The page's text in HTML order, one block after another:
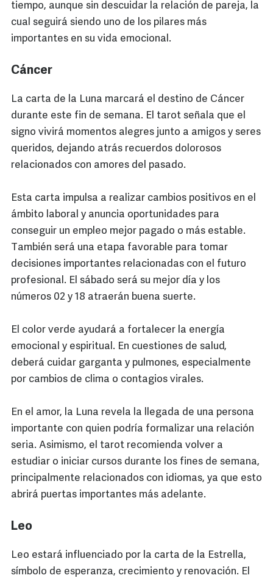
tiempo, aunque sin descuidar la relación de pareja, la
cual seguirá siendo uno de los pilares más
importantes en su vida emocional.
Cáncer
La carta de la Luna marcará el destino de Cáncer
durante este fin de semana. El tarot señala que el
signo vivirá momentos alegres junto a amigos y seres
queridos, dejando atrás recuerdos dolorosos
relacionados con amores del pasado.
Esta carta impulsa a realizar cambios positivos en el
ámbito laboral y anuncia oportunidades para
conseguir un empleo mejor pagado o más estable.
También será una etapa favorable para tomar
decisiones importantes relacionadas con el futuro
profesional. El sábado será su mejor día y los
números 02 y 18 atraerán buena suerte.
El color verde ayudará a fortalecer la energía
emocional y espiritual. En cuestiones de salud,
deberá cuidar garganta y pulmones, especialmente
por cambios de clima o contagios virales.
En el amor, la Luna revela la llegada de una persona
importante con quien podría formalizar una relación
seria. Asimismo, el tarot recomienda volver a
estudiar o iniciar cursos durante los fines de semana,
principalmente relacionados con idiomas, ya que esto
abrirá puertas importantes más adelante.
Leo
Leo estará influenciado por la carta de la Estrella,
símbolo de esperanza, crecimiento y renovación. El